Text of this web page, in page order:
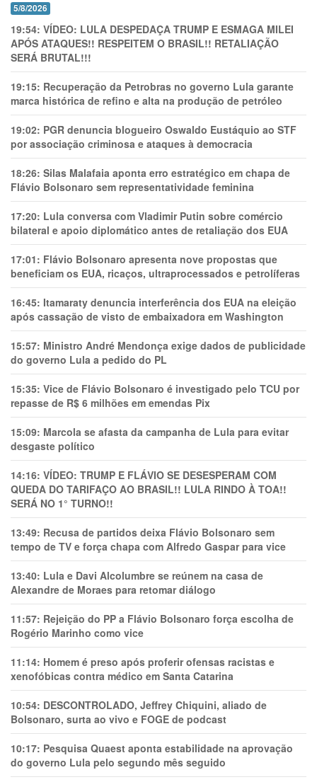
5/8/2026
19:54: VÍDEO: LULA DESPEDAÇA TRUMP E ESMAGA MILEI
APÓS ATAQUES!! RESPEITEM O BRASIL!! RETALIAÇÃO
SERÁ BRUTAL!!!
19:15: Recuperação da Petrobras no governo Lula garante
marca histórica de refino e alta na produção de petróleo
19:02: PGR denuncia blogueiro Oswaldo Eustáquio ao STF
por associação criminosa e ataques à democracia
18:26: Silas Malafaia aponta erro estratégico em chapa de
Flávio Bolsonaro sem representatividade feminina
17:20: Lula conversa com Vladimir Putin sobre comércio
bilateral e apoio diplomático antes de retaliação dos EUA
17:01: Flávio Bolsonaro apresenta nove propostas que
beneficiam os EUA, ricaços, ultraprocessados e petrolíferas
16:45: Itamaraty denuncia interferência dos EUA na eleição
após cassação de visto de embaixadora em Washington
15:57: Ministro André Mendonça exige dados de publicidade
do governo Lula a pedido do PL
15:35: Vice de Flávio Bolsonaro é investigado pelo TCU por
repasse de R$ 6 milhões em emendas Pix
15:09: Marcola se afasta da campanha de Lula para evitar
desgaste político
14:16: VÍDEO: TRUMP E FLÁVIO SE DESESPERAM COM
QUEDA DO TARIFAÇO AO BRASIL!! LULA RINDO À TOA!!
SERÁ NO 1° TURNO!!
13:49: Recusa de partidos deixa Flávio Bolsonaro sem
tempo de TV e força chapa com Alfredo Gaspar para vice
13:40: Lula e Davi Alcolumbre se reúnem na casa de
Alexandre de Moraes para retomar diálogo
11:57: Rejeição do PP a Flávio Bolsonaro força escolha de
Rogério Marinho como vice
11:14: Homem é preso após proferir ofensas racistas e
xenofóbicas contra médico em Santa Catarina
10:54: DESCONTROLADO, Jeffrey Chiquini, aliado de
Bolsonaro, surta ao vivo e FOGE de podcast
10:17: Pesquisa Quaest aponta estabilidade na aprovação
do governo Lula pelo segundo mês seguido